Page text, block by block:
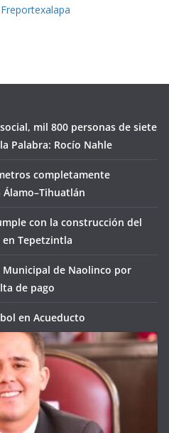
mil 800 personas de siete
Palabra: Rocío Nahle
completamente
con la construcción del
Tepetzintla
de Naolinco por
de pago
en Acueducto